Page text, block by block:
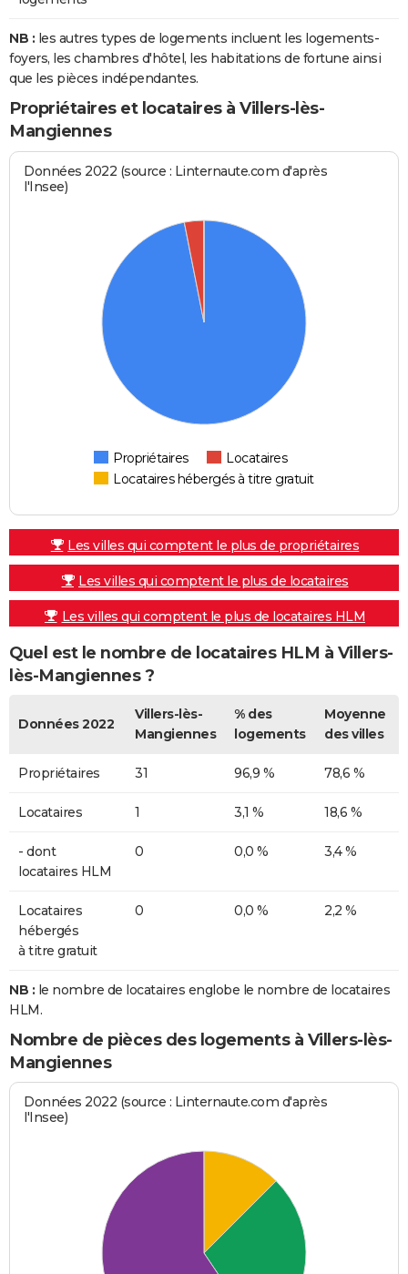
NB : les autres types de logements incluent les logements-
foyers, les chambres d'hôtel, les habitations de fortune ainsi
que les pièces indépendantes.
Propriétaires et locataires à Villers-lès-
Mangiennes
Données 2022 (source : Linternaute.com d'après
l'Insee)
Propriétaires
Locataires
Locataires hébergés à titre gratuit
Les villes qui comptent le plus de propriétaires
Les villes qui comptent le plus de locataires
Les villes qui comptent le plus de locataires HLM
Quel est le nombre de locataires HLM à Villers-
lès-Mangiennes ?
Données 2022
Villers-lès-
Mangiennes
% des
logements
Moyenne
des villes
Propriétaires 31 96,9 % 78,6 %
Locataires 1 3,1 % 18,6 %
- dont
locataires HLM
0 0,0 % 3,4 %
Locataires
hébergés
à titre gratuit
0 0,0 % 2,2 %
NB : le nombre de locataires englobe le nombre de locataires
HLM.
Nombre de pièces des logements à Villers-lès-
Mangiennes
Données 2022 (source : Linternaute.com d'après
l'Insee)